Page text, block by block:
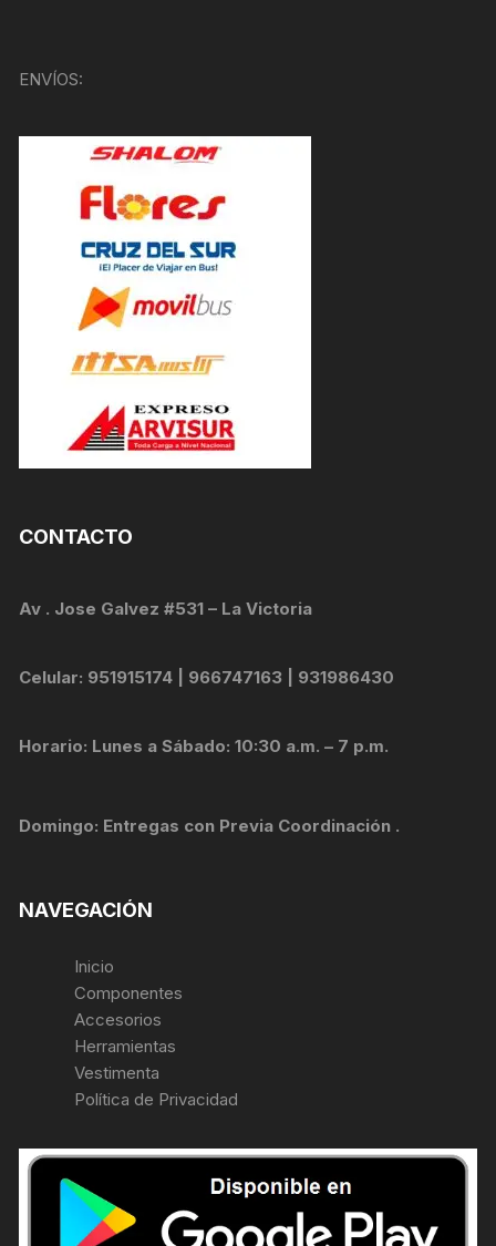
ENVÍOS:
CONTACTO
Av . Jose Galvez #531 – La Victoria
Celular: 951915174 | 966747163 | 931986430
Horario: Lunes a Sábado: 10:30 a.m. – 7 p.m.
Domingo: Entregas con Previa Coordinación .
NAVEGACIÓN
Inicio
Componentes
Accesorios
Herramientas
Vestimenta
Política de Privacidad